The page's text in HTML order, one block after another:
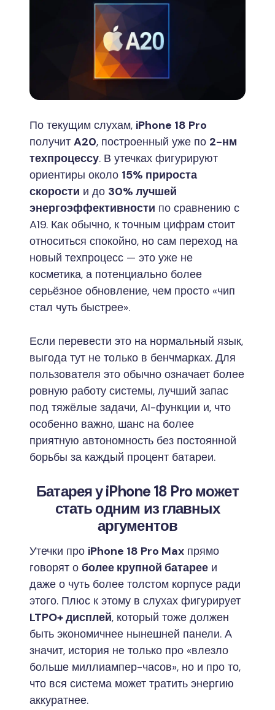
По текущим слухам, iPhone 18 Pro
получит A20, построенный уже по 2-нм
техпроцессу. В утечках фигурируют
ориентиры около 15% прироста
скорости и до 30% лучшей
энергоэффективности по сравнению с
A19. Как обычно, к точным цифрам стоит
относиться спокойно, но сам переход на
новый техпроцесс — это уже не
косметика, а потенциально более
серьёзное обновление, чем просто «чип
стал чуть быстрее».
Если перевести это на нормальный язык,
выгода тут не только в бенчмарках. Для
пользователя это обычно означает более
ровную работу системы, лучший запас
под тяжёлые задачи, AI-функции и, что
особенно важно, шанс на более
приятную автономность без постоянной
борьбы за каждый процент батареи.
Батарея у iPhone 18 Pro может
стать одним из главных
аргументов
Утечки про iPhone 18 Pro Max прямо
говорят о более крупной батарее и
даже о чуть более толстом корпусе ради
этого. Плюс к этому в слухах фигурирует
LTPO+ дисплей, который тоже должен
быть экономичнее нынешней панели. А
значит, история не только про «влезло
больше миллиампер-часов», но и про то,
что вся система может тратить энергию
аккуратнее.